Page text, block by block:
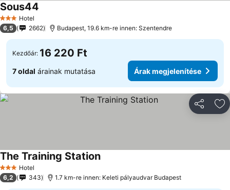
3 Kategória
Hotel
Sous44
6,5 2662 Budapest, 19.6 km-re innen: Szentendre
Kezdőár: 16 220 Ft
7 oldal árainak mutatása Árak megjelenítése
3 Kategória
Hotel
The Training StationÁrak megjelenítése
6,2 343 1.7 km-re innen: Keleti pályaudvar Budapest